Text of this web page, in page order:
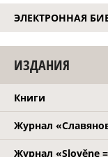
Тезисы докладов
ЭЛЕКТРОННАЯ
ИЗДАНИЯ
Книги
Журнал
Журнал «Slověne